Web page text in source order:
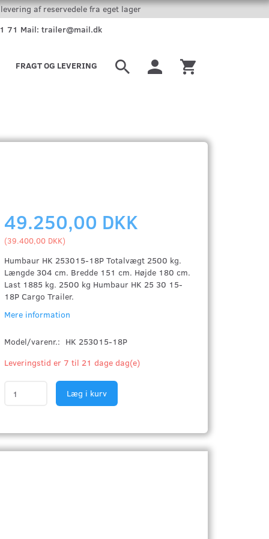
af reservedele fra eget lager
71 Mail: trailer@mail.dk
FRAGT OG LEVERING
49.250,00 DKK
(39.400,00 DKK)
Humbaur HK 253015-18P Totalvægt 2500 kg.
Længde 304 cm. Bredde 151 cm. Højde 180 cm.
Last 1885 kg. 2500 kg Humbaur HK 25 30 15-
18P Cargo Trailer.
Mere information
Model/varenr.: HK 253015-18P
Leveringstid er 7 til 21 dage dag(e)
Læg i kurv